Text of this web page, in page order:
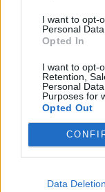
I want to opt-
Personal
Opted In
I want to opt-
Retention,
Personal
Purposes for
Opted Out
Data Deletion